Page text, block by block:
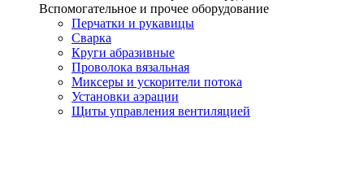
Вспомогательное и прочее оборудование
Перчатки и рукавицы
Сварка
Круги абразивные
Проволока вязальная
Миксеры и ускорители потока
Установки аэрации
Щиты управления вентиляцией